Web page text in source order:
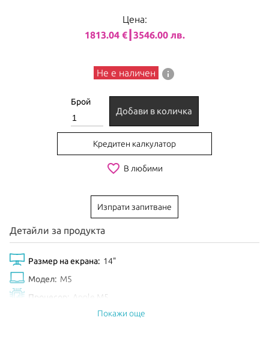
Цена:
1813.04 €┃3546.00 лв.
Не е наличен info
Брой
Добави в количка
Кредитен калкулатор
favorite_border В любими
Изпрати запитване
Детайли за продукта
Размер на екрана: 14"
Модел: M5
Процесор:
Apple M5
Покажи още